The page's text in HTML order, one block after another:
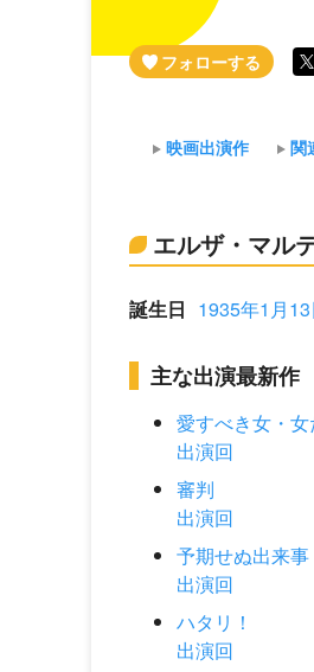
映画出演作 関
エルザ・マル
誕生日 1935年1月13
主な出演最新作
愛すべき女・女
出演回
審判
出演回
予期せぬ出来事
出演回
ハタリ！
出演回